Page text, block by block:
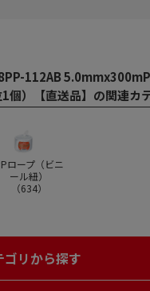
112AB
1個）【直送品】の関連カ
ロープ（ビニ
ール紐）
（634）
ゴリから探す